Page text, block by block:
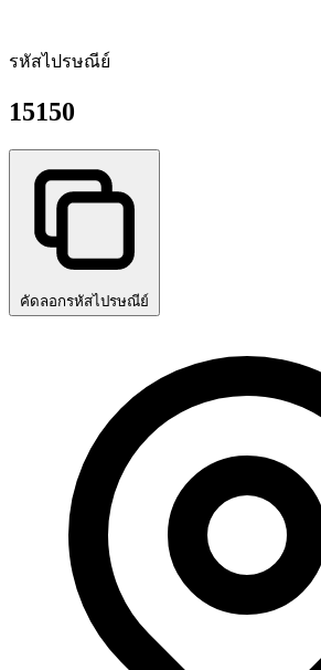
รหัสไปรษณีย์
15150
คัดลอกรหัสไปรษณีย์